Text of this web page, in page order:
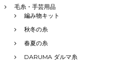
毛糸・手芸用品
編み物キット
秋冬の糸
春夏の糸
DARUMA ダルマ糸